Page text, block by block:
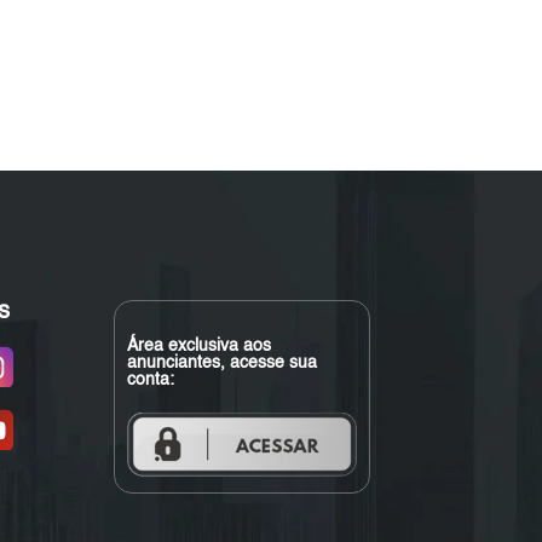
Área exclusiva aos
anunciantes, acesse sua
conta: